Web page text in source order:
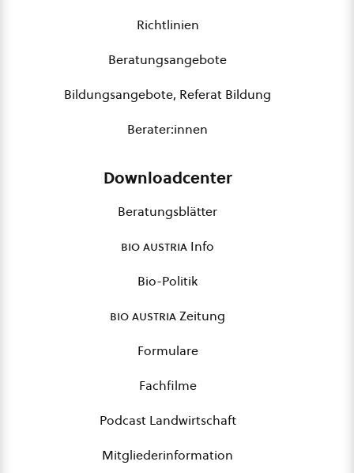
Richtlinien
Beratungsangebote
Bildungsangebote, Referat Bildung
Berater:innen
Downloadcenter
Beratungsblätter
bio austria Info
Bio-Politik
bio austriaZeitung
Formulare
Fachfilme
Podcast Landwirtschaft
Mitgliederinformation